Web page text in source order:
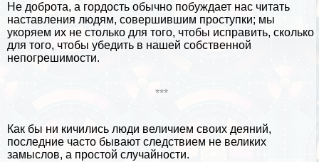
Не доброта, а гордость обычно побуждает нас читать
наставления людям, совершившим проступки; мы
укоряем их не столько для того, чтобы исправить, сколько
для того, чтобы убедить в нашей собственной
непогрешимости.
***
Как бы ни кичились люди величием своих деяний,
последние часто бывают следствием не великих
замыслов, а простой случайности.